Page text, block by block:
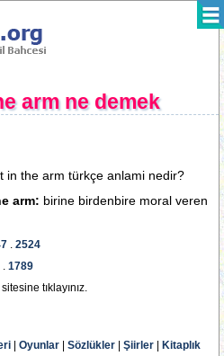
arm ne demek
in the arm türkçe anlami nedir?
arm: birine birdenbire moral veren
. 2524
. 1789
sitesine tıklayınız.
Oyunlar Sözlükler Şiirler Kitaplık